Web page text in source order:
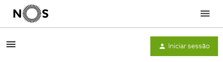
Menu
Iniciar sessão